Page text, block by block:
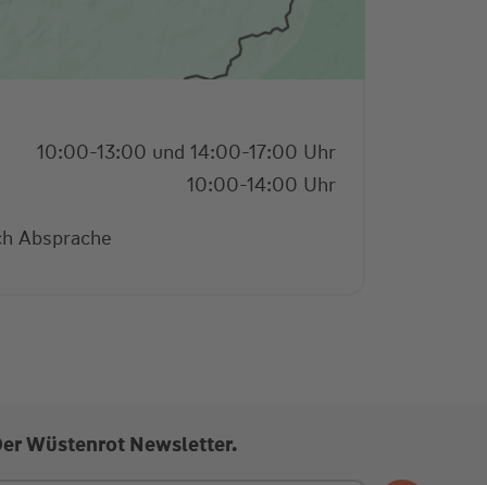
10:00-13:00 und 14:00-17:00 Uhr
10:00-14:00 Uhr
Absprache
Wüstenrot Newsletter.